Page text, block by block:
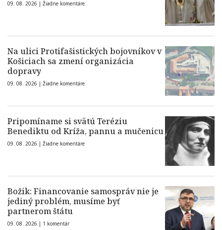
09. 08. 2026 | Žiadne komentáre
Na ulici Protifašistických bojovníkov v
Košiciach sa zmení organizácia
dopravy
09. 08. 2026 | Žiadne komentáre
Pripomíname si svätú Teréziu
Benediktu od Kríža, pannu a mučenicu
09. 08. 2026 | Žiadne komentáre
Božik: Financovanie samospráv nie je
jediný problém, musíme byť
partnerom štátu
09. 08. 2026 | 1 komentár